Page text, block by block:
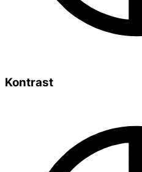
Kontrast